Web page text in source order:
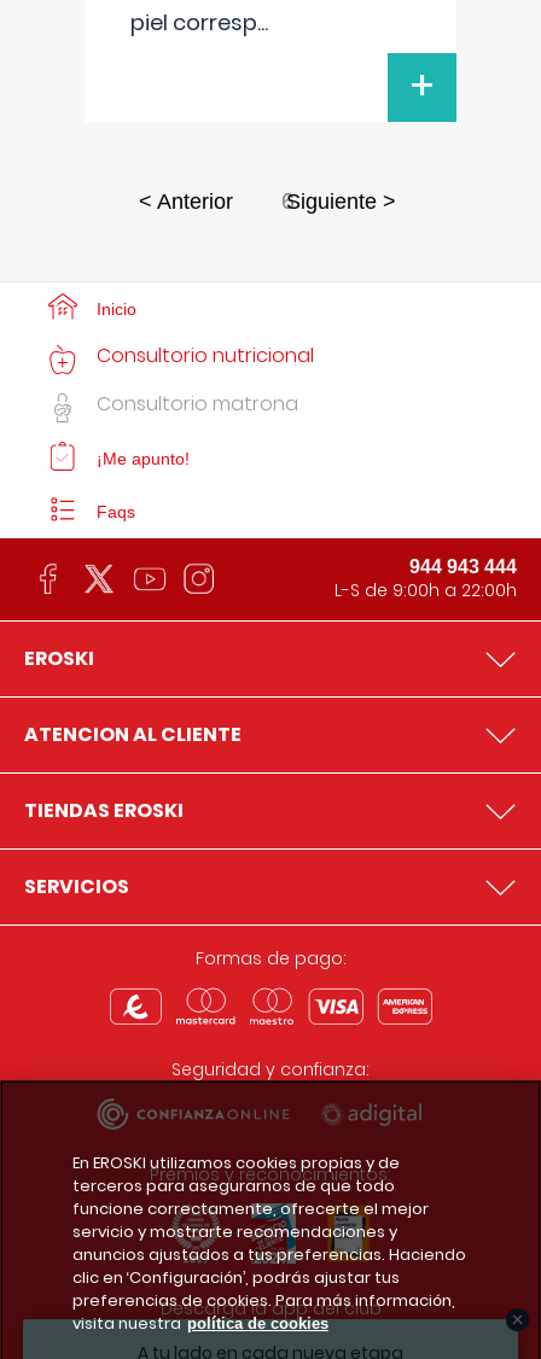
piel corresp...
+
< Anterior 6Siguiente >
A tu lado en cada nueva etapa
Inicio
Consultorio nutricional
Consultorio matrona
¡Me apunto!
Faqs
944 943 444
L-S de 9:00h a 22:00h
EROSKI
ATENCION AL CLIENTE
TIENDAS EROSKI
SERVICIOS
Formas de pago:
Seguridad y confianza:
Premios y reconocimientos:
Descarga la app del club
En EROSKI utilizamos cookies propias y de
terceros para asegurarnos de que todo
funcione correctamente, ofrecerte el mejor
servicio y mostrarte recomendaciones y
anuncios ajustados a tus preferencias. Haciendo
clic en ‘Configuración’, podrás ajustar tus
preferencias de cookies. Para más información,
visita nuestra política de cookies